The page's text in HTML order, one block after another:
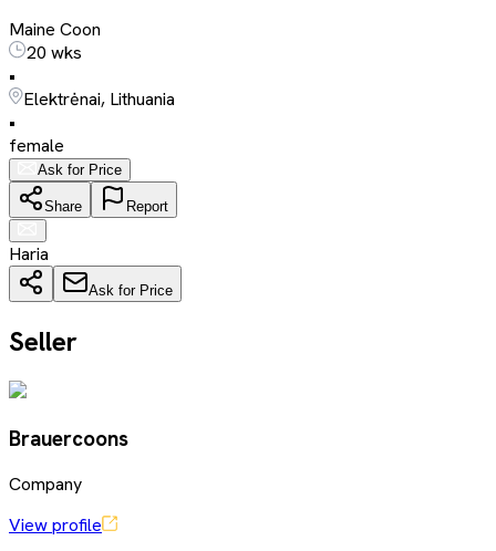
Maine Coon
20 wks
•
Elektrėnai, Lithuania
•
female
Ask for Price
Share Report
Haria
Ask for Price
Seller
Brauercoons
Company
View profile